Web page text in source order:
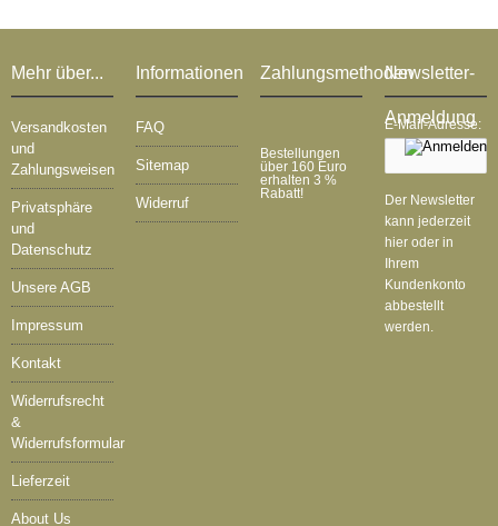
Mehr über...
Versandkosten
und
Zahlungsweisen
Privatsphäre
und
Datenschutz
Unsere AGB
Impressum
Kontakt
Widerrufsrecht
&
Widerrufsformular
Lieferzeit
About Us
Informationen
FAQ
Sitemap
Widerruf
Zahlungsmethoden
Bestellungen
über 160 Euro
erhalten 3 %
Rabatt!
Newsletter-
Anmeldung
E-Mail-Adresse:
Der Newsletter
kann jederzeit
hier oder in
Ihrem
Kundenkonto
abbestellt
werden.